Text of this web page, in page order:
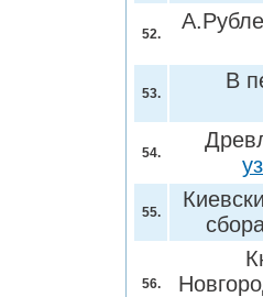
52.
53.
В
54.
55.
56.